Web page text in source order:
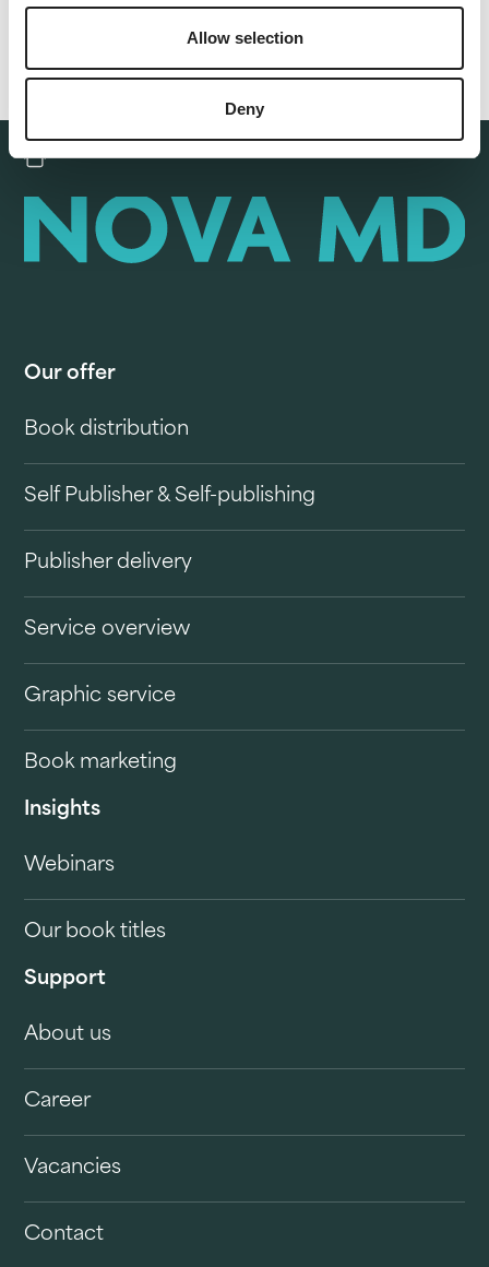
Allow selection
Deny
Our offer
Book distribution
Self Publisher & Self-publishing
Publisher delivery
Service overview
Graphic service
Book marketing
Insights
Webinars
Our book titles
Support
About us
Career
Vacancies
Contact